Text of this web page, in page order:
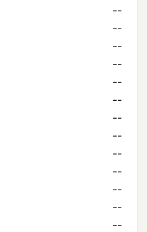
--
--
--
--
--
--
--
--
--
--
--
--
--